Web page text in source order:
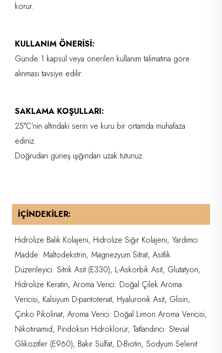
korur.
KULLANIM ÖNERİSİ:
Günde 1 kapsül veya önerilen kullanım talimatına göre
alınması tavsiye edilir.
SAKLAMA KOŞULLARI:
25°C’nin altındaki serin ve kuru bir ortamda muhafaza
ediniz.
Doğrudan güneş ışığından uzak tutunuz.
İÇİNDEKİLER:
Hidrolize Balık Kolajeni, Hidrolize Sığır Kolajeni, Yardımcı
Madde: Maltodekstrin, Magnezyum Sitrat, Asitlik
Düzenleyici: Sitrik Asit (E330), L-Askorbik Asit, Glutatyon,
Hidrolize Keratin, Aroma Verici: Doğal Çilek Aroma
Vericisi, Kalsiyum D-pantotenat, Hyaluronik Asit, Glisin,
Çinko Pikolinat, Aroma Verici: Doğal Limon Aroma Vericisi,
Nikotinamid, Piridoksin Hidroklorür, Tatlandırıcı: Stevial
Glikozitler (E960), Bakır Sülfat, D-Biotin, Sodyum Selenit